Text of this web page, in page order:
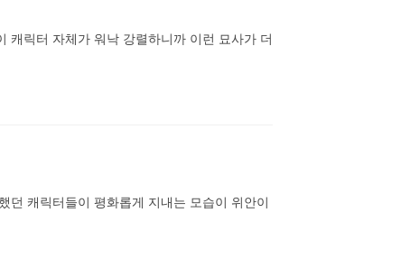
캐릭터 자체가 워낙 강렬하니까 이런 묘사가 더
던 캐릭터들이 평화롭게 지내는 모습이 위안이